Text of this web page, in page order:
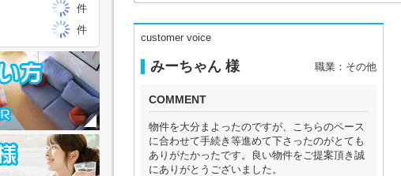
customer voice
みーちゃん 様 職業：その他
COMMENT
物件を大分まよったのですが、こちらのペース
に合わせて手続き等進めて下さったのがとても
ありがたかったです。良い物件をご提案頂き誠
にありがとうございました。
件
件